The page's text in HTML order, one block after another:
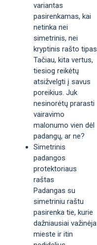
variantas
pasirenkamas, kai
netinka nei
simetrinis, nei
kryptinis rašto tipas.
Tačiau, kita vertus,
tiesiog reikėtų
atsižvelgti į savus
poreikius. Juk
nesinorėtų prarasti
vairavimo
malonumo vien dėl
padangų, ar ne?
Simetrinis
padangos
protektoriaus
raštas
Padangas su
simetriniu raštu
pasirenka tie, kurie
dažniausiai važinėja
mieste ir itin